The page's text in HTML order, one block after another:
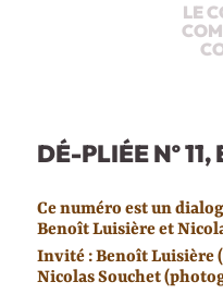
LE
DÉ-PLIÉE Nº
Ce numéro est un
Benoît Luisière et
Invité : Benoît Luisière
Nicolas Souchet